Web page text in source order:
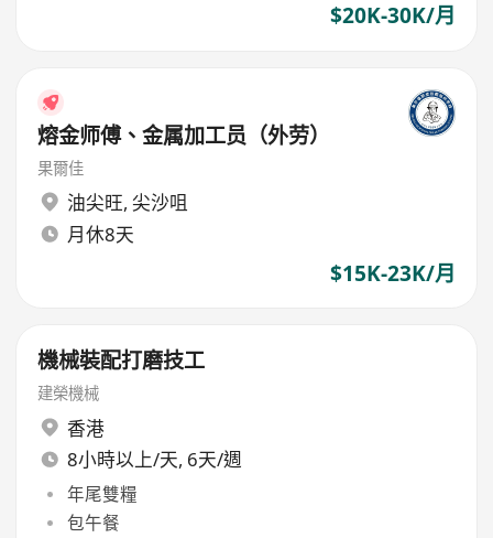
$20K-30K/月
熔金师傅、金属加工员（外劳）
果爾佳
油尖旺, 尖沙咀
月休8天
$15K-23K/月
機械裝配打磨技工
建榮機械
香港
8小時以上/天, 6天/週
年尾雙糧
包午餐